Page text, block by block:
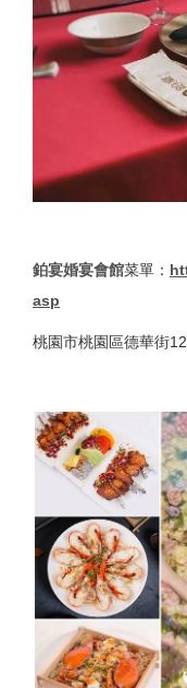
鉑宴婚宴會館菜單：
asp
桃園市桃園區德華街